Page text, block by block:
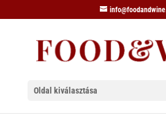
Oldal kiválasztása